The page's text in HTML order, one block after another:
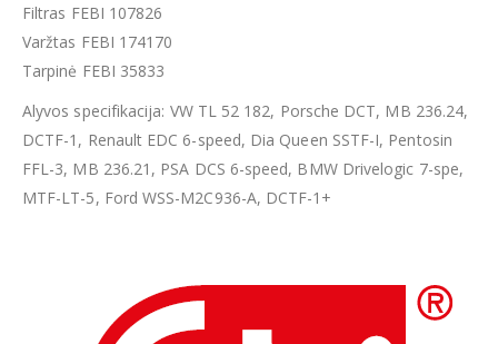
Filtras FEBI 107826
Varžtas FEBI 174170
Tarpinė FEBI 35833
Alyvos specifikacija: VW TL 52 182, Porsche DCT, MB 236.24,
DCTF-1, Renault EDC 6-speed, Dia Queen SSTF-I, Pentosin
FFL-3, MB 236.21, PSA DCS 6-speed, BMW Drivelogic 7-spe,
MTF-LT-5, Ford WSS-M2C936-A, DCTF-1+